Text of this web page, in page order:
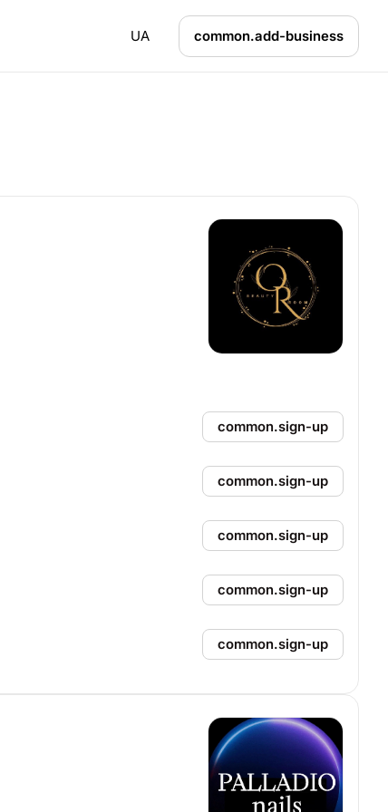
UA common.add-business
common.sign-up
common.sign-up
common.sign-up
common.sign-up
common.sign-up